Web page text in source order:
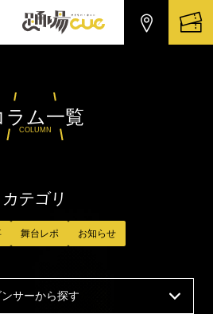
ラム一覧
COLUMN
カテゴリ
舞台レポ お知らせ
ンサーから探す